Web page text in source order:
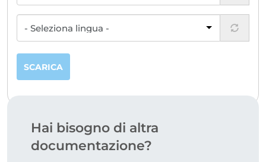
SCARICA
Hai bisogno di altra
documentazione?